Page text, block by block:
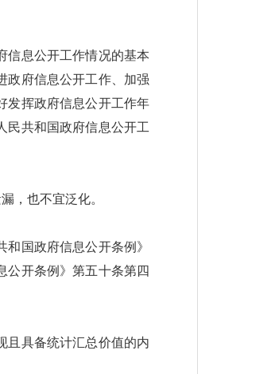
信息公开工作情况的基本
政府信息公开工作、加强
发挥政府信息公开工作年
民共和国政府信息公开工
，也不宜泛化。
国政府信息公开条例》
公开条例》第五十条第四
且具备统计汇总价值的内